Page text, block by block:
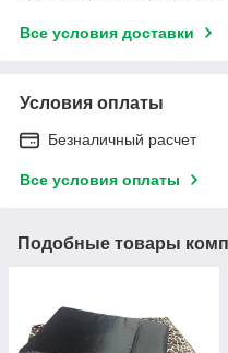
Все условия доставки
Условия оплаты
Безналичный расчет
Все условия оплаты
Подобные товары